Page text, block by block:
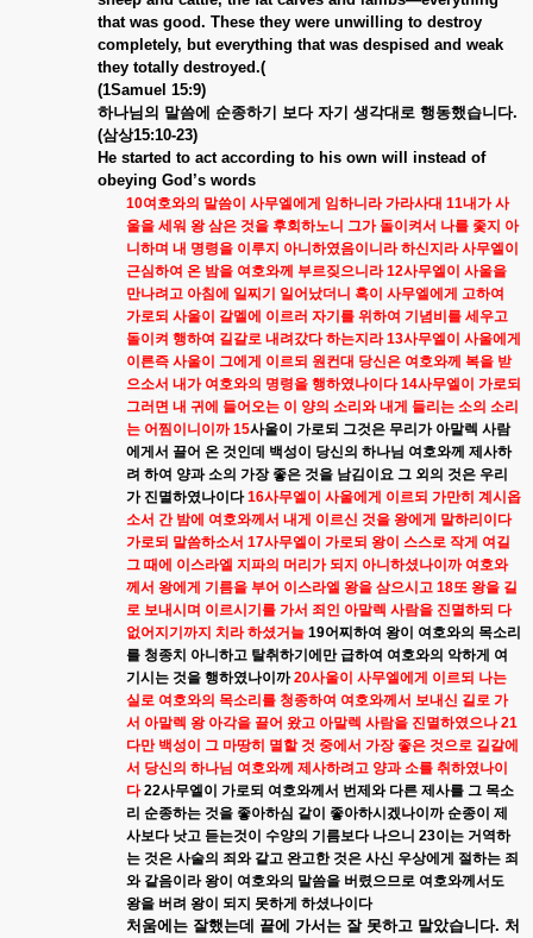
that was good. These they were unwilling to destroy
completely, but everything that was despised and weak
they totally destroyed.(
(1Samuel 15:9)
하나님의 말씀에 순종하기 보다 자기 생각대로 행동했습니다.
(삼상15:10-23)
He started to act according to his own will instead of
obeying God’s words
10여호와의 말씀이 사무엘에게 임하니라 가라사대 11내가 사
울을 세워 왕 삼은 것을 후회하노니 그가 돌이켜서 나를 좇지 아
니하며 내 명령을 이루지 아니하였음이니라 하신지라 사무엘이
근심하여 온 밤을 여호와께 부르짖으니라12사무엘이 사울을
만나려고 아침에 일찌기 일어났더니 혹이 사무엘에게 고하여
가로되 사울이 갈멜에 이르러 자기를 위하여 기념비를 세우고
돌이켜 행하여 길갈로 내려갔다 하는지라13사무엘이 사울에게
이른즉 사울이 그에게 이르되 원컨대 당신은 여호와께 복을 받
으소서 내가 여호와의 명령을 행하였나이다14사무엘이 가로되
그러면 내 귀에 들어오는 이 양의 소리와 내게 들리는 소의 소리
는 어찜이니이까15사울이 가로되 그것은 무리가 아말렉 사람
에게서 끌어 온 것인데 백성이 당신의 하나님 여호와께 제사하
려 하여 양과 소의 가장 좋은 것을 남김이요 그 외의 것은 우리
가 진멸하였나이다 16사무엘이 사울에게 이르되 가만히 계시옵
소서 간 밤에 여호와께서 내게 이르신 것을 왕에게 말하리이다
가로되 말씀하소서 17사무엘이 가로되 왕이 스스로 작게 여길
그 때에 이스라엘 지파의 머리가 되지 아니하셨나이까 여호와
께서 왕에게 기름을 부어 이스라엘 왕을 삼으시고 18또 왕을 길
로 보내시며 이르시기를 가서 죄인 아말렉 사람을 진멸하되 다
없어지기까지 치라 하셨거늘 19어찌하여 왕이 여호와의 목소리
를 청종치 아니하고 탈취하기에만 급하여 여호와의 악하게 여
기시는 것을 행하였나이까 20사울이 사무엘에게 이르되 나는
실로 여호와의 목소리를 청종하여 여호와께서 보내신 길로 가
서 아말렉 왕 아각을 끌어 왔고 아말렉 사람을 진멸하였으나21
다만 백성이 그 마땅히 멸할 것 중에서 가장 좋은 것으로 길갈에
서 당신의 하나님 여호와께 제사하려고 양과 소를 취하였나이
다 22사무엘이 가로되 여호와께서 번제와 다른 제사를 그 목소
리 순종하는 것을 좋아하심 같이 좋아하시겠나이까 순종이 제
사보다 낫고 듣는것이 수양의 기름보다 나으니 23이는 거역하
는 것은 사술의 죄와 같고 완고한 것은 사신 우상에게 절하는 죄
와 같음이라 왕이 여호와의 말씀을 버렸으므로 여호와께서도
왕을 버려 왕이 되지 못하게 하셨나이다
처움에는 잘했는데 끝에 가서는 잘 못하고 말았습니다. 처